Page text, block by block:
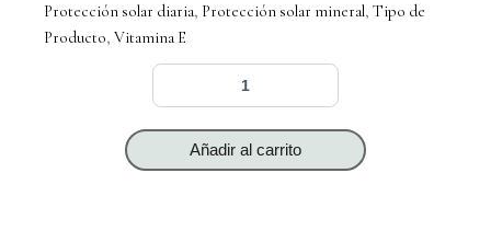
Protección solar diaria, Protección solar mineral, Tipo de
Producto, Vitamina E
Crema
Añadir al carrito